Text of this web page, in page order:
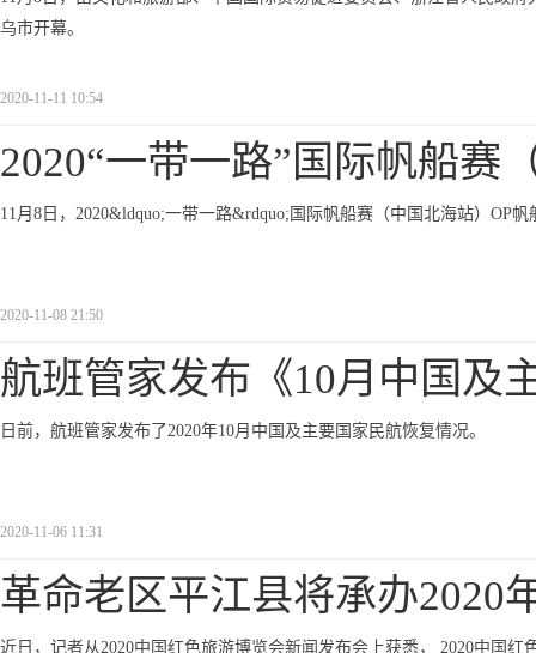
乌市开幕。
2020-11-11 10:54
2020“一带一路”国际帆船赛
11月8日，2020&ldquo;一带一路&rdquo;国际帆船赛（中国北海站）OP
2020-11-08 21:50
航班管家发布《10月中国及
日前，航班管家发布了2020年10月中国及主要国家民航恢复情况。
2020-11-06 11:31
革命老区平江县将承办2020
近日，记者从2020中国红色旅游博览会新闻发布会上获悉， 2020中国